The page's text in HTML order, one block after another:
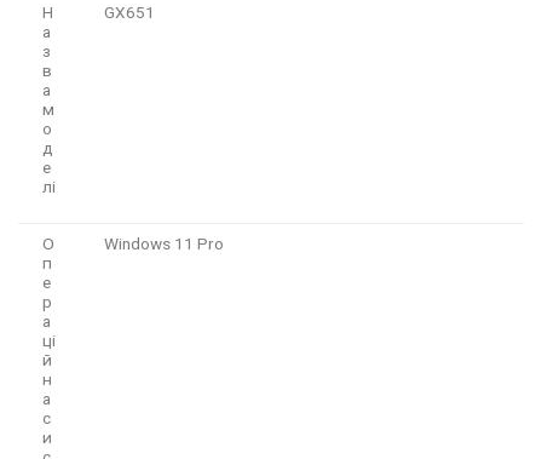
Н
а
з
в
а
м
о
д
е
лі
GX651
О
п
е
р
а
ці
й
н
а
с
и
Windows 11 Pro